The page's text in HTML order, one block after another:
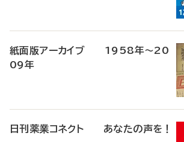
紙面版アーカイブ 1958年～20
09年
日刊薬業コネクト あなたの声を！